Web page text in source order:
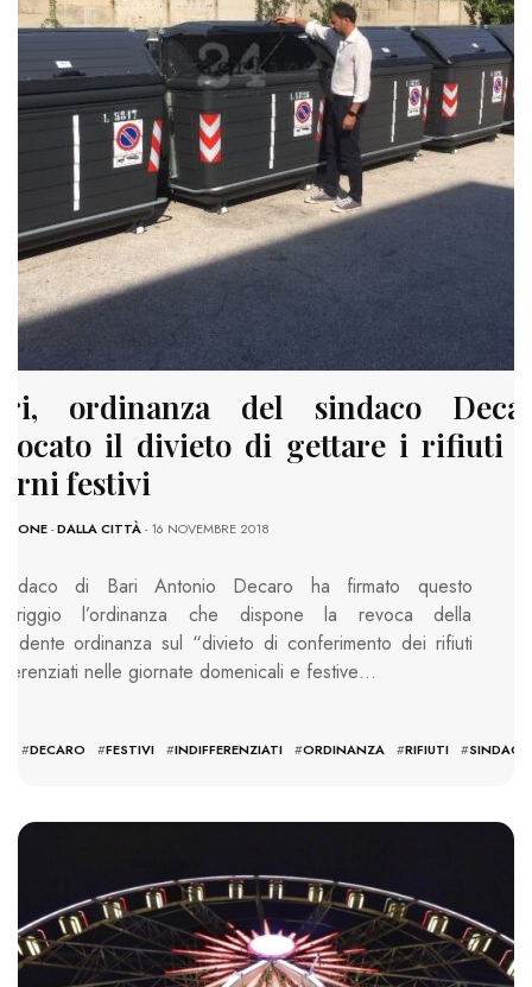
ordinanza del sindaco
il divieto di gettare i rifiuti
festivi
-DALLA CITTÀ- 16 NOVEMBRE 2018
di Bari Antonio Decaro ha firmato questo
l’ordinanza che dispone la revoca della
ordinanza sul “divieto di conferimento dei rifiuti
nelle giornate domenicali e festive…
#DECARO #FESTIVI #INDIFFERENZIATI #ORDINANZA #RIFIUTI #SINDACO